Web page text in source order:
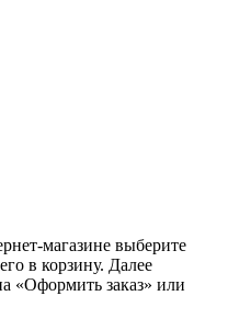
магазине выберите
в корзину. Далее
«Оформить заказ» или